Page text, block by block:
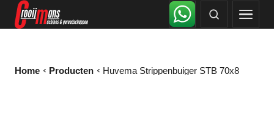
Home Producten Huvema Strippenbuiger STB 70x8